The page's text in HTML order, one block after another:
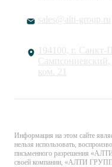
sales@alti-group.ru
194100, г. Санкт-
ком. 21
Информация на этом сайте
нельзя использовать,
письменного разрешения
своей компании, «АЛТИ ГРУПП»